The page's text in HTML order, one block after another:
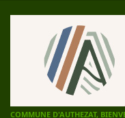
COMMUNE D'AUTHEZAT,